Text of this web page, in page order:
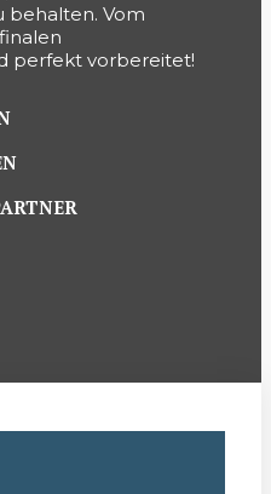
behalten. Vom
perfekt vorbereitet!